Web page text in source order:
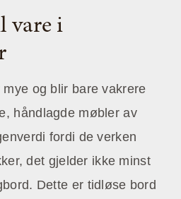
vare i
og blir bare vakrere
håndlagde møbler av
fordi de verken
det gjelder ikke minst
Dette er tidløse bord